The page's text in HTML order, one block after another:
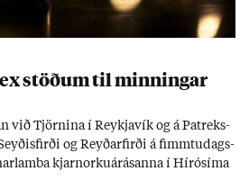
stöð­um til minn­ing­ar
við Tjörn­ina í Reykja­vík og á Pat­reks­
og Reyð­ar­firði á fimmtu­dags­
kjarn­orku­árás­anna í Hírósíma